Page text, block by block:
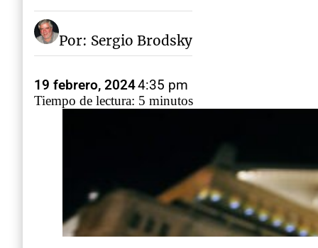
Por: Sergio Brodsky
19 febrero, 20244:35 pm
Tiempo de lectura: 5 minutos